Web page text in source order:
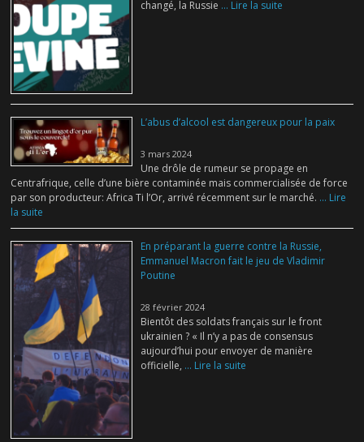
changé, la Russie ... Lire la suite
L’abus d’alcool est dangereux pour la paix
3 mars 2024
Une drôle de rumeur se propage en
Centrafrique, celle d’une bière contaminée mais commercialisée de force
par son producteur: Africa Ti l’Or, arrivé récemment sur le marché. ... Lire
la suite
En préparant la guerre contre la Russie,
Emmanuel Macron fait le jeu de Vladimir
Poutine
28 février 2024
Bientôt des soldats français sur le front
ukrainien ? « Il n’y a pas de consensus
aujourd’hui pour envoyer de manière
officielle, ... Lire la suite